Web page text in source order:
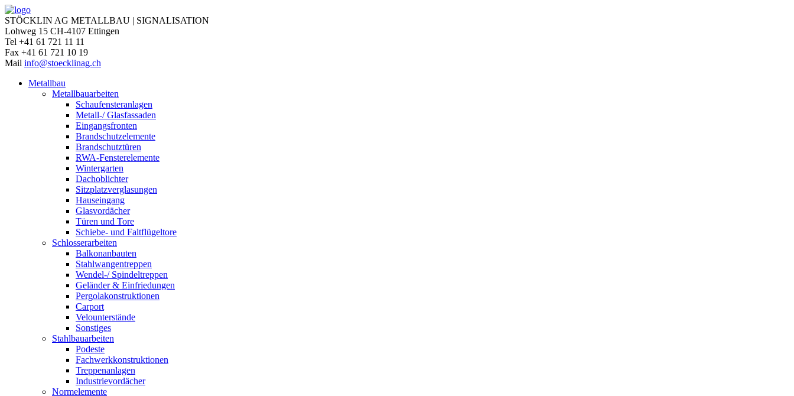
STÖCKLIN AG METALLBAU | SIGNALISATION
Lohweg 15 CH-4107 Ettingen
Tel +41 61 721 11 11
Fax +41 61 721 10 19
Mail info@stoecklinag.ch
Metallbau
Metallbauarbeiten
Schaufensteranlagen
Metall-/ Glasfassaden
Eingangsfronten
Brandschutzelemente
Brandschutztüren
RWA-Fensterelemente
Wintergarten
Dachoblichter
Sitzplatzverglasungen
Hauseingang
Glasvordächer
Türen und Tore
Schiebe- und Faltflügeltore
Schlosserarbeiten
Balkonanbauten
Stahlwangentreppen
Wendel-/ Spindeltreppen
Geländer & Einfriedungen
Pergolakonstruktionen
Carport
Velounterstände
Sonstiges
Stahlbauarbeiten
Podeste
Fachwerkkonstruktionen
Treppenanlagen
Industrievordächer
Normelemente